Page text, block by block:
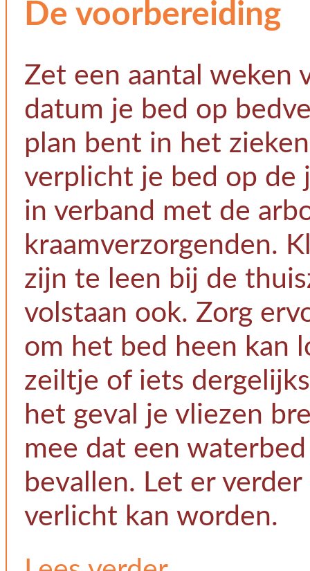
De voorbereiding
Zet een aantal weken
datum je bed op
plan bent in het
verplicht je bed op de
in verband met de
kraamverzorgenden.
zijn te leen bij de
volstaan ook. Zorg
om het bed heen kan
zeiltje of iets
het geval je vliezen
mee dat een
bevallen. Let er
verlicht kan worden.